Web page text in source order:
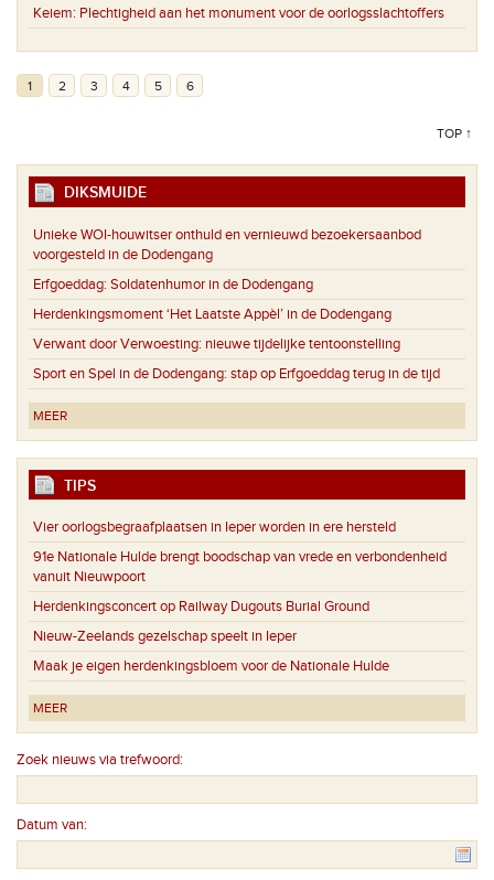
Keiem: Plechtigheid aan het monument voor de oorlogsslachtoffers
1 2 3 4 5 6
TOP ↑
DIKSMUIDE
Unieke WOI-houwitser onthuld en vernieuwd bezoekersaanbod
voorgesteld in de Dodengang
Erfgoeddag: Soldatenhumor in de Dodengang
Herdenkingsmoment ‘Het Laatste Appèl’ in de Dodengang
Verwant door Verwoesting: nieuwe tijdelijke tentoonstelling
Sport en Spel in de Dodengang: stap op Erfgoeddag terug in de tijd
MEER
TIPS
Vier oorlogsbegraafplaatsen in Ieper worden in ere hersteld
91e Nationale Hulde brengt boodschap van vrede en verbondenheid
vanuit Nieuwpoort
Herdenkingsconcert op Railway Dugouts Burial Ground
Nieuw-Zeelands gezelschap speelt in Ieper
Maak je eigen herdenkingsbloem voor de Nationale Hulde
MEER
Zoek nieuws via trefwoord:
Datum van: